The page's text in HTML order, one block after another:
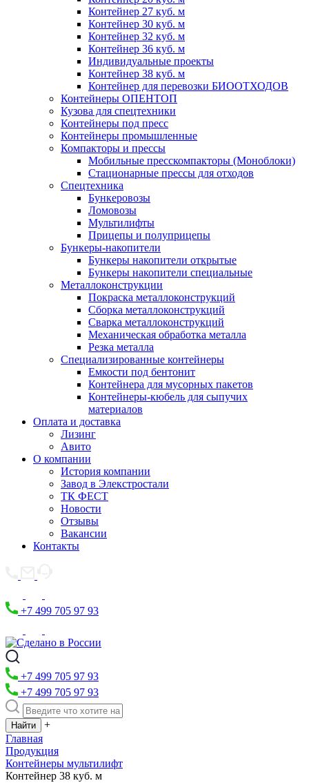
Контейнер 27 куб. м
Контейнер 30 куб. м
Контейнер 32 куб. м
Контейнер 36 куб. м
Индивидуальные проекты
Контейнер 38 куб. м
Контейнер для перевозки БИООТХОДОВ
Контейнеры ОПЕНТОП
Кузова для спецтехники
Контейнеры под пресс
Контейнеры промышленные
Компакторы и прессы
Мобильные пресскомпакторы (Моноблоки)
Стационарные прессы для отходов
Спецтехника
Бункеровозы
Ломовозы
Мультилифты
Прицепы и полуприцепы
Бункеры-накопители
Бункеры накопители открытые
Бункеры накопители специальные
Металлоконструкции
Покраска металлоконструкций
Сборка металлоконструкций
Сварка металлоконструкций
Механическая обработка металла
Резка металла
Специализированные контейнеры
Емкости под бентонит
Контейнера для мусорных пакетов
Контейнеры-кюбель для сыпучих
материалов
Оплата и доставка
Лизинг
Авито
О компании
История компании
Завод в Элекстростали
ТК ФЕСТ
Новости
Отзывы
Вакансии
Контакты
+7 499 705 97 93
+7 499 705 97 93
+7 499 705 97 93
+
Главная
Продукция
Контейнеры мультилифт
Контейнер 38 куб. м